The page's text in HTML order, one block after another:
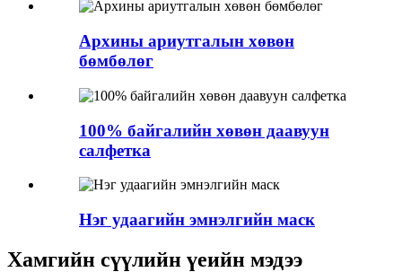
Архины ариутгалын хөвөн
бөмбөлөг
100% байгалийн хөвөн даавуун
салфетка
Нэг удаагийн эмнэлгийн маск
Хамгийн сүүлийн үеийн мэдээ